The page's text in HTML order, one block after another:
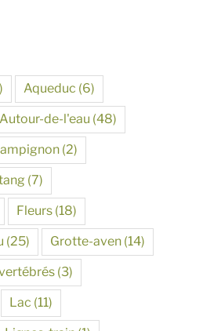
Aqueduc (6)
Autour-de-l'eau (48)
(2)
(7)
Fleurs (18)
(25) Grotte-aven (14)
(3)
Lac (11)